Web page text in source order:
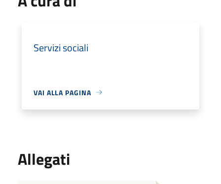
Servizi sociali
VAI ALLA PAGINA
Allegati